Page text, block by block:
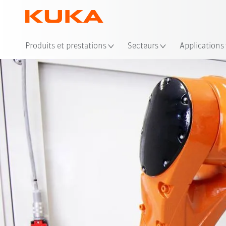
Produits et prestations Secteurs Applications